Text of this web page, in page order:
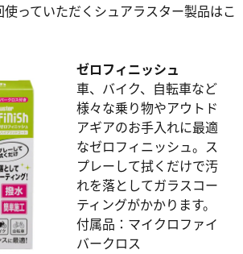
っていただくシュアラスター製品はこ
ゼロフィニッシュ
車、バイク、自転車など
様々な乗り物やアウトド
アギアのお手入れに最適
なゼロフィニッシュ。ス
プレーして拭くだけで汚
れを落としてガラスコー
ティングがかかります。
付属品：マイクロファイ
バークロス